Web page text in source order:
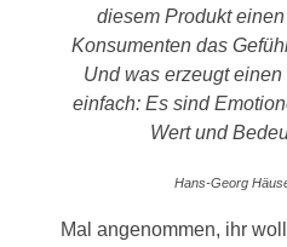
diesem Produkt
Konsumenten das
Und was erzeugt
einfach: Es sind
Wert und
Hans-Georg
Mal angenommen, ihr